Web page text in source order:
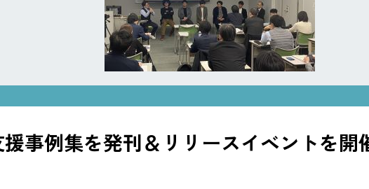
事例集を発刊＆リリースイベントを開